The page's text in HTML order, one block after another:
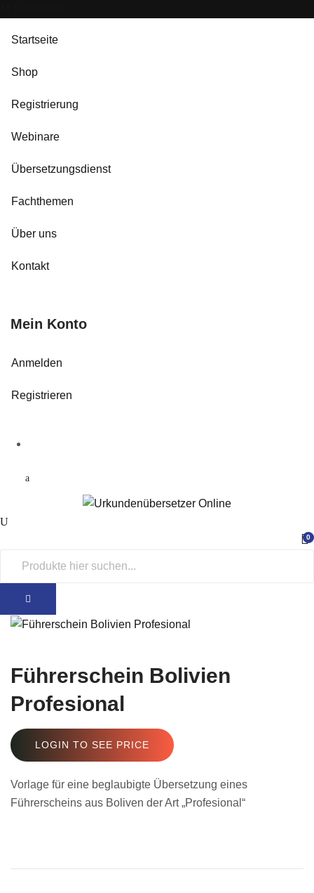
Startseite
Shop
Registrierung
Webinare
Übersetzungsdienst
Fachthemen
Über uns
Kontakt
Mein Konto
Anmelden
Registrieren
0
Führerschein Bolivien
Profesional
LOGIN TO SEE PRICE
Vorlage für eine beglaubigte Übersetzung eines
Führerscheins aus Boliven der Art „Profesional“